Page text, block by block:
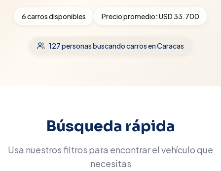
6carros disponibles Precio promedio: USD 33.700
127personas buscando carrosen Caracas
Búsqueda rápida
Usa nuestros filtros para encontrar el vehículo que
necesitas